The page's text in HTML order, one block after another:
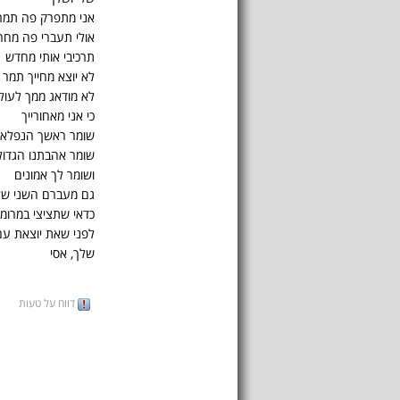
אני מתפרק פה
אולי תעברי פה
תרכיבי אותי מחדש
לא יוצא מחייך תמר
לא מודאג ממך
כי אני מאחורייך
שומר ראשך הנפלא
שומר אהבתנו
ושומר לך אמונים
גם מעברם השני
כדאי שתציצי
לפני שאת יוצאת
שלך, אסי
דווח על טעות